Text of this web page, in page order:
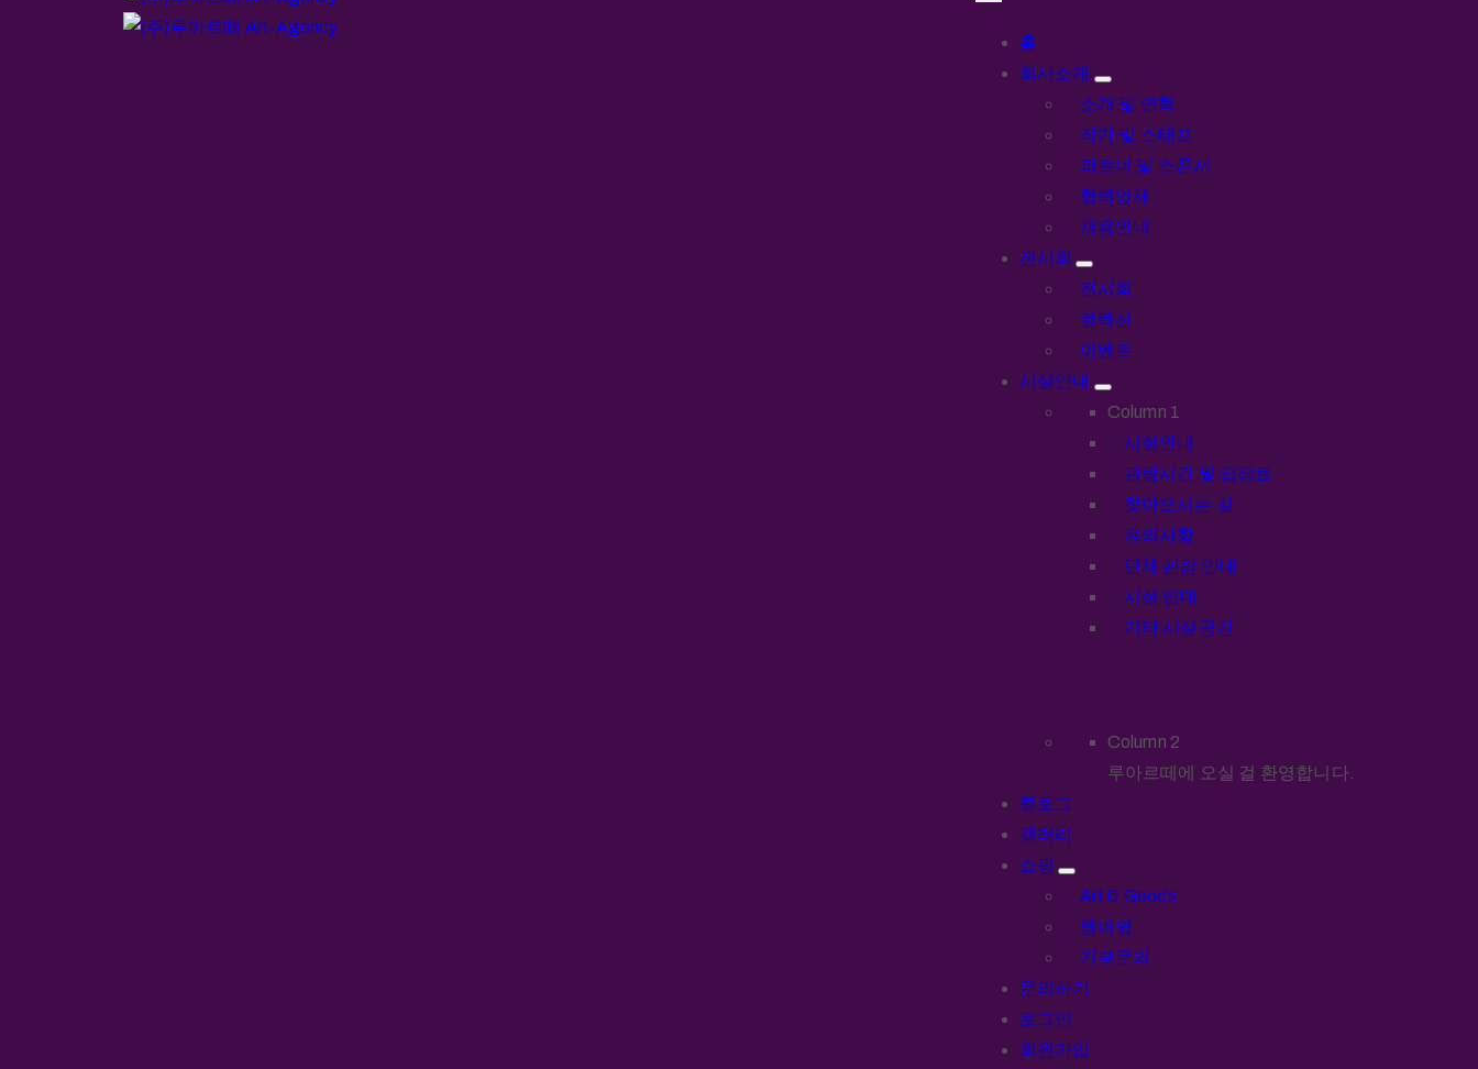
홈
회사소개
소개 및 연혁
작가 및 스태프
파트너 및 스폰서
협력업체
채용안내
전시회
전시회
컬렉션
이벤트
시설안내
Column 1
시설안내
관람시간 및 입장료
찾아오시는 길
유의사항
단체 관람 안내
시설 임대
기타 시설공간
Column 2
루아르떼에 오실 걸 환영합니다.
블로그
갤러리
쇼핑
Art & Goods
멤버쉽
기부문의
문의하기
로그인
회원가입